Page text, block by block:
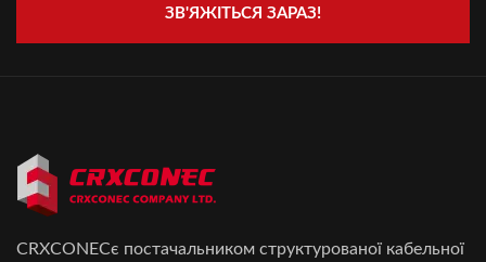
ЗВ'ЯЖІТЬСЯ ЗАРАЗ!
CRXCONECє постачальником структурованої кабельної